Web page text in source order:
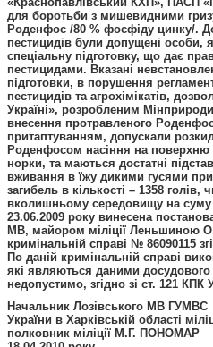
для боротьби з мишевидними
Роденфос /80 % фосфіду цинку/.
пестицидів були допущені особи,
спеціальну підготовку, що дає
пестицидами. Вказані
підготовки, в порушення
пестицидів та агрохімікатів,
Україні», розробленим
внесення протравленого
притаптуванням, допускали
Роденфосом насіння на поверхню
норки, та маються достатні
вживання в їжу дикими гусями
загибель в кількості – 1358
вколишньому середовищу на суму
23.06.2009 року винесена
МВ, майором міліції Леньшиною
кримінальній справі № 86090115
По даній кримінальній справі
які являються даними досудового
недопустимо, згідно зі ст. 121 КПК
Начальник Лозівського МВ ГУМВС
України в Харківській області
полковник міліції М.Г. ПОНОМАР